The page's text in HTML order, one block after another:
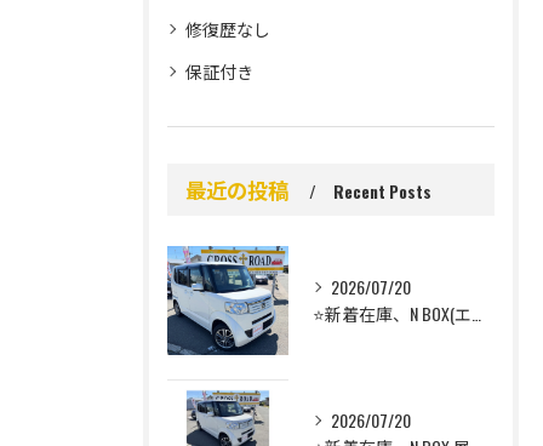
修復歴なし
保証付き
最近の投稿 Recent Posts
2026/07/20
2026/07/20